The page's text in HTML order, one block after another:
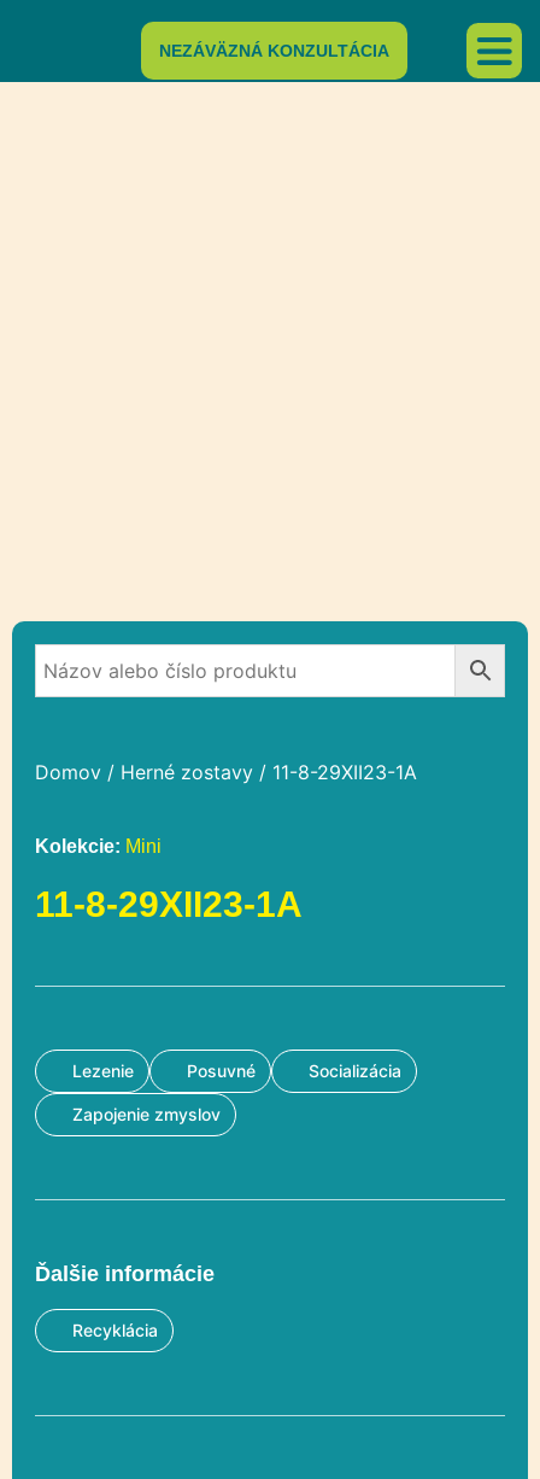
NEZÁVÄZNÁ KONZULTÁCIA
Domov / Herné zostavy / 11-8-29XII23-1A
Kolekcie: Mini
11-8-29XII23-1A
Lezenie Posuvné Socializácia
Zapojenie zmyslov
Ďalšie informácie
Recyklácia